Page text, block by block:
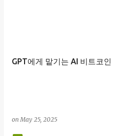
GPT에게 맡기는 AI 비트코
onMay 25, 2025